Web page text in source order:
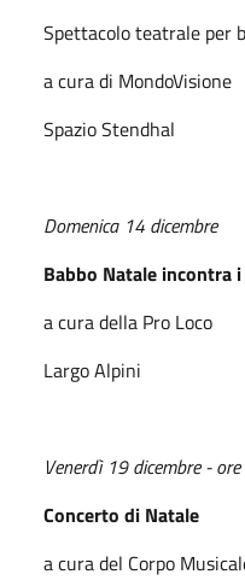
Spettacolo teatrale per
a cura di MondoVisione
Spazio Stendhal
Domenica 14 dicembre
Babbo Natale incontra
a cura della Pro Loco
Largo Alpini
Venerdì 19 dicembre -
Concerto di Natale
a cura del Corpo